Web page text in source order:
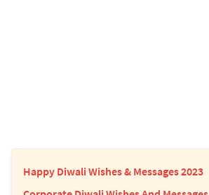
Happy Diwali Wishes & Messages 2023